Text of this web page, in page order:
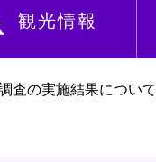
観光情報
査の実施結果について